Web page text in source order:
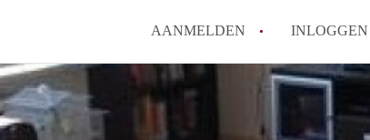
AANMELDEN INLOGGEN